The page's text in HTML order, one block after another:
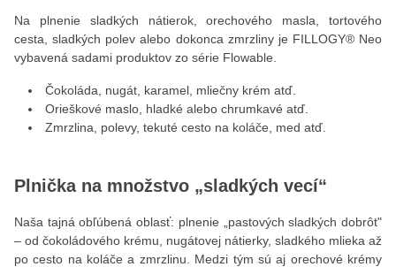
Na plnenie sladkých nátierok, orechového masla, tortového
cesta, sladkých polev alebo dokonca zmrzliny je FILLOGY® Neo
vybavená sadami produktov zo série Flowable.
Čokoláda, nugát, karamel, mliečny krém atď.
Orieškové maslo, hladké alebo chrumkavé atď.
Zmrzlina, polevy, tekuté cesto na koláče, med atď.
Plnička na množstvo „sladkých vecí“
Naša tajná obľúbená oblasť: plnenie „pastových sladkých dobrôt"
– od čokoládového krému, nugátovej nátierky, sladkého mlieka až
po cesto na koláče a zmrzlinu. Medzi tým sú aj orechové krémy